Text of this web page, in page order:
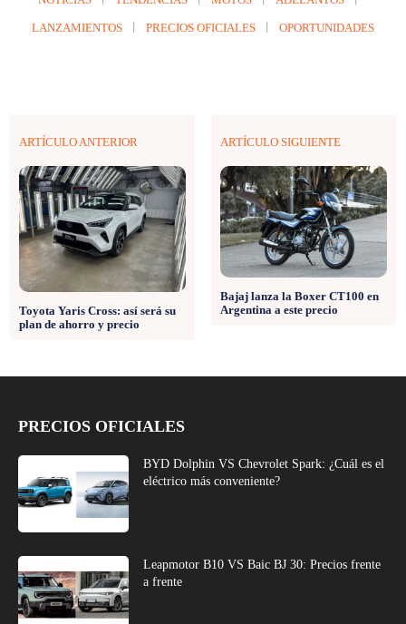
LANZAMIENTOS PRECIOS OFICIALES OPORTUNIDADES
ARTÍCULO ANTERIOR
Toyota Yaris Cross: así será su
plan de ahorro y precio
ARTÍCULO SIGUIENTE
Bajaj lanza la Boxer CT100 en
Argentina a este precio
PRECIOS OFICIALES
BYD Dolphin VS Chevrolet Spark: ¿Cuál es el
eléctrico más conveniente?
Leapmotor B10 VS Baic BJ 30: Precios frente
a frente